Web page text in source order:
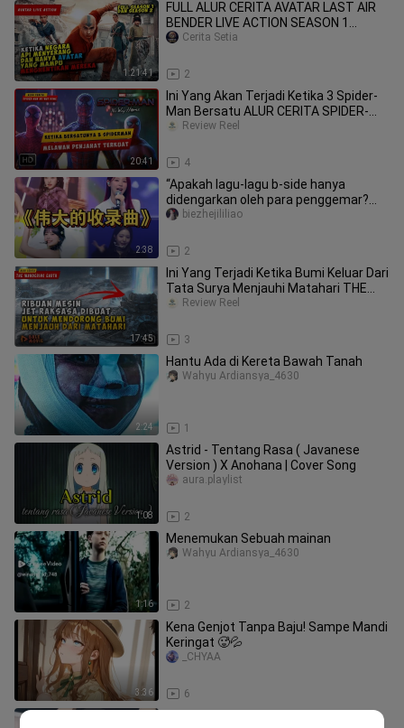
1:21:41
FULL ALUR CERITA AVATAR LAST AIR
BENDER LIVE ACTION SEASON 1
SAMPAI SEASON 2
2
Cerita Setia
20:41
Ini Yang Akan Terjadi Ketika 3 Spider-
Man Bersatu ALUR CERITA SPIDER-
MAN NO WAY
4
Review Reel
2:38
“Apakah lagu-lagu b-side hanya
didengarkan oleh para penggemar?
Mengulas lima generasi girl group de
2
biezhejililiao
17:45
Ini Yang Terjadi Ketika Bumi Keluar Dari
Tata Surya Menjauhi Matahari THE
WANDE
3
Review Reel
2:24
Hantu Ada di Kereta Bawah Tanah
1
Wahyu Ardiansya_4630
1:08
Astrid - Tentang Rasa ( Javanese
Version ) X Anohana | Cover Song
2
aura.playlist
1:16
Menemukan Sebuah mainan
2
Wahyu Ardiansya_4630
3:36
Kena Genjot Tanpa Baju! Sampe Mandi
Keringat 🥵💦
6
_CHYAA